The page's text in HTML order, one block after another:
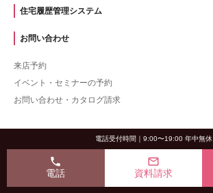
住宅履歴管理システム
お問い合わせ
来店予約
イベント・セミナーの予約
お問い合わせ・カタログ請求
電話受付時間｜9:00〜19:00 年中無休
phone
電話
mail_outline
資料請求